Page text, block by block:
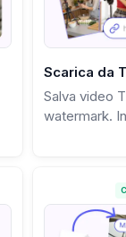
Scarica da
Salva video
watermark.